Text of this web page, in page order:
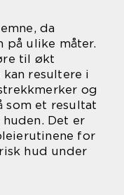
da
på ulike måter.
til økt
resultere i
og
som et resultat
Det er
for
hud under